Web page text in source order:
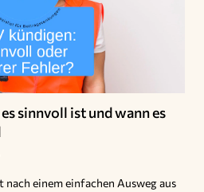
sinnvoll ist und wann es
einem einfachen Ausweg aus